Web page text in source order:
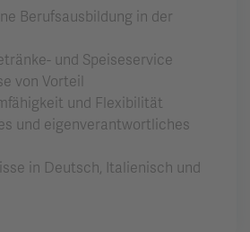
Berufsausbildung in der
und Speiseservice
von Vorteil
und Flexibilität
und eigenverantwortliches
in Deutsch, Italienisch und